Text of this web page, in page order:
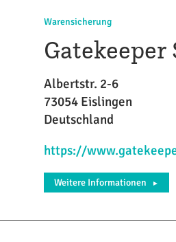
Warensicherung
Albertstr. 2-6
73054 Eislingen
Deutschland
https://
Weitere Informationen ►